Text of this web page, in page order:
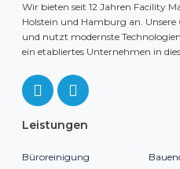
Wir bieten seit 12 Jahren Facility
Holstein und Hamburg an.
und nutzt modernste
ein etabliertes Unternehmen in
Leistungen
Büroreinigung